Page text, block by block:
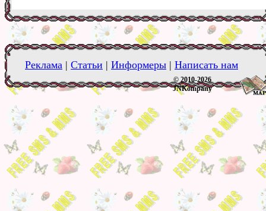
Реклама | Статьи | Информеры | Написать нам
© 2010-2026
JNKompany